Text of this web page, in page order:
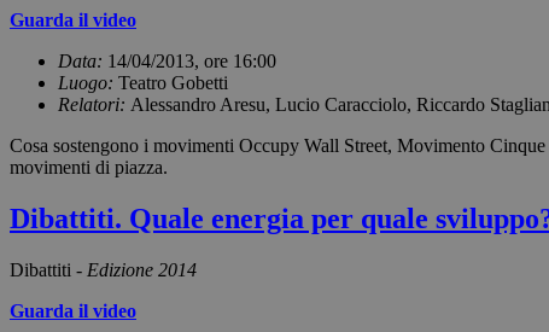
Guarda il video
Data: 14/04/2013, ore 16:00
Luogo: Teatro Gobetti
Relatori: Alessandro Aresu, Lucio Caracciolo, Riccardo
Cosa sostengono i movimenti Occupy Wall Street, Movimento
movimenti di piazza.
Dibattiti. Quale energia per quale
Dibattiti - Edizione 2014
Guarda il video